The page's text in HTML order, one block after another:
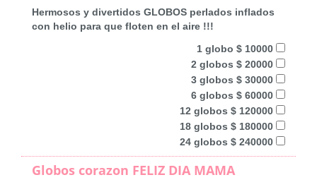
Hermosos y divertidos GLOBOS perlados inflados
con helio para que floten en el aire !!!
1 globo $ 10000
2 globos $ 20000
3 globos $ 30000
6 globos $ 60000
12 globos $ 120000
18 globos $ 180000
24 globos $ 240000
Globos corazon FELIZ DIA MAMA